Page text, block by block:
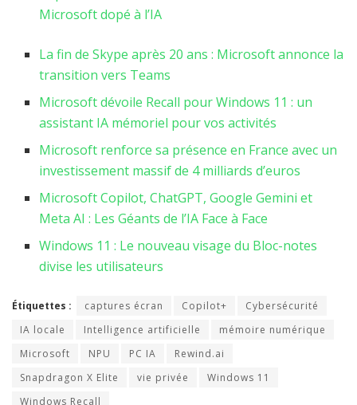
Microsoft dopé à l’IA
La fin de Skype après 20 ans : Microsoft annonce la
transition vers Teams
Microsoft dévoile Recall pour Windows 11 : un
assistant IA mémoriel pour vos activités
Microsoft renforce sa présence en France avec un
investissement massif de 4 milliards d’euros
Microsoft Copilot, ChatGPT, Google Gemini et
Meta AI : Les Géants de l’IA Face à Face
Windows 11 : Le nouveau visage du Bloc-notes
divise les utilisateurs
Étiquettes : captures écran Copilot+
Cybersécurité
IA locale
Intelligence artificielle
mémoire numérique
Microsoft
NPU PC IA
Rewind.ai
Snapdragon X Elite
vie privée
Windows 11
Windows Recall